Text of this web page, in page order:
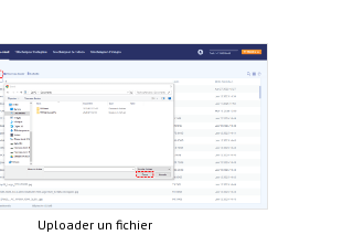
Uploader un fichier